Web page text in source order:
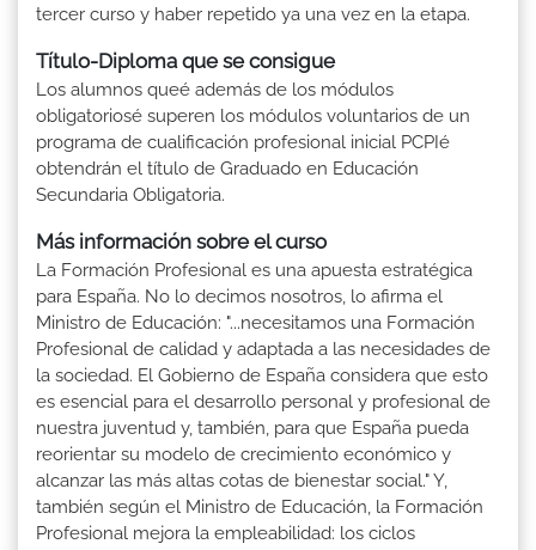
tercer curso y haber repetido ya una vez en la etapa.
Título-Diploma que se consigue
Los alumnos queé además de los módulos
obligatoriosé superen los módulos voluntarios de un
programa de cualificación profesional inicial PCPIé
obtendrán el título de Graduado en Educación
Secundaria Obligatoria.
Más información sobre el curso
La Formación Profesional es una apuesta estratégica
para España. No lo decimos nosotros, lo afirma el
Ministro de Educación: "...necesitamos una Formación
Profesional de calidad y adaptada a las necesidades de
la sociedad. El Gobierno de España considera que esto
es esencial para el desarrollo personal y profesional de
nuestra juventud y, también, para que España pueda
reorientar su modelo de crecimiento económico y
alcanzar las más altas cotas de bienestar social." Y,
también según el Ministro de Educación, la Formación
Profesional mejora la empleabilidad: los ciclos